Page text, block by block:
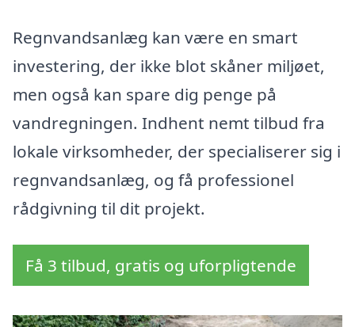
Regnvandsanlæg kan være en smart
investering, der ikke blot skåner miljøet,
men også kan spare dig penge på
vandregningen. Indhent nemt tilbud fra
lokale virksomheder, der specialiserer sig i
regnvandsanlæg, og få professionel
rådgivning til dit projekt.
Få 3 tilbud, gratis og uforpligtende